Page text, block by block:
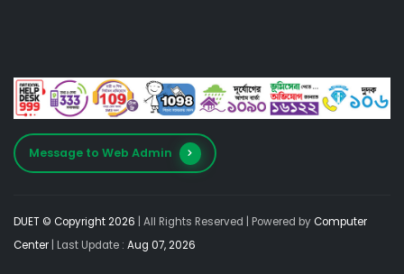
Message to Web Admin
DUET © Copyright 2026 | All Rights Reserved | Powered byComputer
Center
| Last Update : Aug 07, 2026